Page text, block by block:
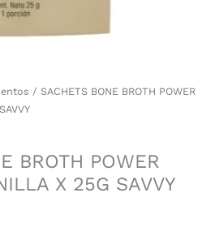
/ SACHETS BONE BROTH POWER
BROTH POWER
X 25G SAVVY